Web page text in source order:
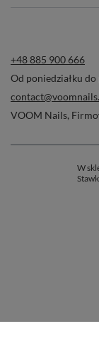
+48 885 900 666
Od poniedziałku
VOOM Nails,
W